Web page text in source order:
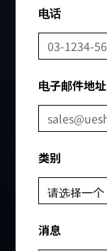
电话
电子邮件地址
类别
消息